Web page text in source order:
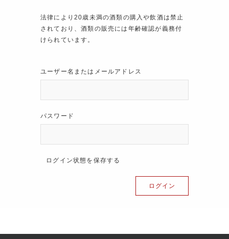
法律により20歳未満の酒類の購入や飲酒は禁止
されており、酒類の販売には年齢確認が義務付
けられています。
ユーザー名またはメールアドレス
パスワード
ログイン状態を保存する